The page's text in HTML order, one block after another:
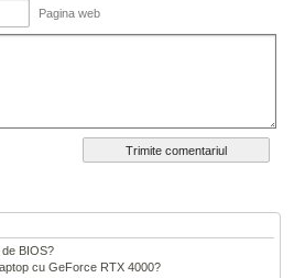
Pagina web
BIOS?
cu GeForce RTX 4000?